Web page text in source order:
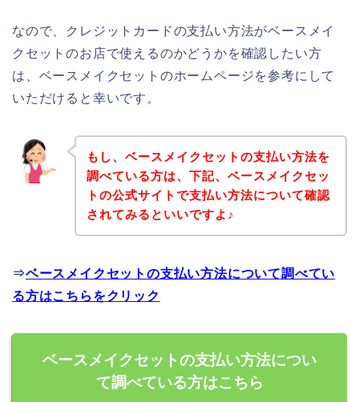
なので、クレジットカードの支払い方法がベースメイ
クセットのお店で使えるのかどうかを確認したい方
は、ベースメイクセットのホームページを参考にして
いただけると幸いです。
もし、ベースメイクセットの支払い方法を
調べている方は、下記、ベースメイクセッ
トの公式サイトで支払い方法について確認
されてみるといいですよ♪
⇒ベースメイクセットの支払い方法について調べてい
る方はこちらをクリック
ベースメイクセットの支払い方法につい
て調べている方はこちら